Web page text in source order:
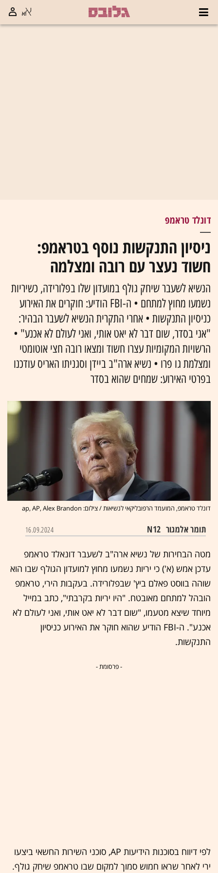
דונלד טראמפ
ניסיון התנקשות נוסף בטראמפ:
חשוד נעצר עם רובה ומצלמה
הנשיא לשעבר שיחק גולף במועדון שלו בפלורידה, כשיריות
נשמעו מחוץ למתחם • ה-FBI הודיע: חוקרים את האירוע
כניסיון התנקשות • אחרי התקרית הנשיא לשעבר הבהיר:
"אני בסדר, שום דבר לא יאט אותי, ואני לעולם לא אכנע" •
הרשויות המקומיות עצרו חשוד ומצאו רובה חצי אוטומטי
ומצלמת גו פרו • נשיא ארה"ב ביידן וסגניתו האריס עודכנו
בפרטי האירוע: שמחים שהוא בסדר
דונלד טראמפ, המועמד הרפובליקאי לנשיאות / צילום: ap, AP, Alex Brandon
תומר אלמגור N12
16.09.2024
מטה הבחירות של נשיא ארה"ב לשעבר דונאלד טראמפ
עדכן אמש (א') כי יריות נשמעו מחוץ למועדון הגולף שבו הוא
שוהה בווסט פאלם ביץ' שבפלורידה. בעקבות הירי, טראמפ
הובהל למתחם מאובטח. "היו יריות בקרבתי", כתב במייל
מיוחד שיצא מטעמו, "שום דבר לא יאט אותי, ואני לעולם לא
אכנע". ה-FBI הודיע שהוא חוקר את האירוע כניסיון
התנקשות.
- פרסומת -
לפי דיווח בסוכנות הידיעות AP, סוכני השירות החשאי ביצעו
ירי לאחר שראו חמוש סמוך למקום שבו טראמפ שיחק גולף.